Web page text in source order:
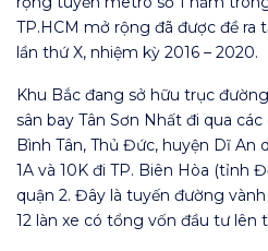
TP.HCM mở rộng đã được đề ra
lần thứ X, nhiệm kỳ 2016 – 2020.
Khu Bắc đang sở hữu trục
sân bay Tân Sơn Nhất đi qua
Bình Tân, Thủ Đức, huyện Dĩ An
1A và 10K đi TP. Biên Hòa (tỉnh
quận 2. Đây là tuyến đường vành
12 làn xe có tổng vốn đầu tư lên